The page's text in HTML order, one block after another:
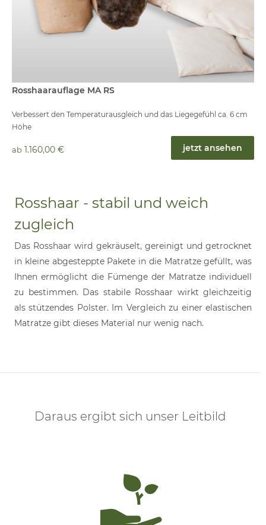
Rosshaarauflage MA RS
Verbessert den Temperaturausgleich und das Liegegefühl ca. 6 cm
Höhe
ab 1.160,00 € jetzt ansehen
Rosshaar - stabil und weich
zugleich
Das Rosshaar wird gekräuselt, gereinigt und getrocknet
in kleine abgesteppte Pakete in die Matratze gefüllt, was
Ihnen ermöglicht die Fümenge der Matratze individuell
zu bestimmen. Das stabile Rosshaar wirkt gleichzeitig
als stützendes Polster. Im Vergleich zu einer elastischen
Matratze gibt dieses Material nur wenig nach.
Daraus ergibt sich unser Leitbild